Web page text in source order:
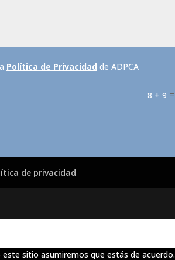
Política de Privacidad de ADPCA
8 + 9 =
de privacidad
sitio asumiremos que estás de acuerdo.